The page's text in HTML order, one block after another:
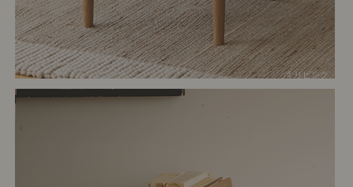
# リビング